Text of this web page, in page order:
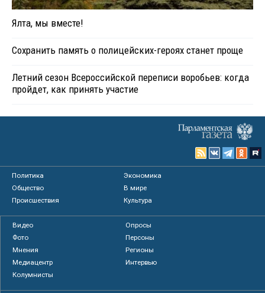
Ялта, мы вместе!
Сохранить память о полицейских-героях станет проще
Летний сезон Всероссийской переписи воробьев: когда
пройдет, как принять участие
Политика
Экономика
Общество
В мире
Происшествия
Культура
Видео
Опросы
Фото
Персоны
Мнения
Регионы
Медиацентр
Интервью
Колумнисты